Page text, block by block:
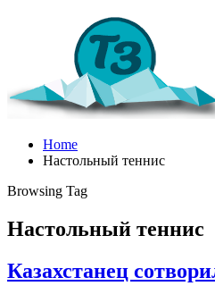
Home
Настольный теннис
Browsing Tag
Настольный теннис
Казахстанец